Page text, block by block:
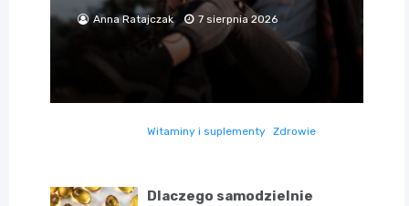
Anna Ratajczak 7 sierpnia 2026
Witaminy i suplementy Zdrowie
Dlaczego samodzielnie